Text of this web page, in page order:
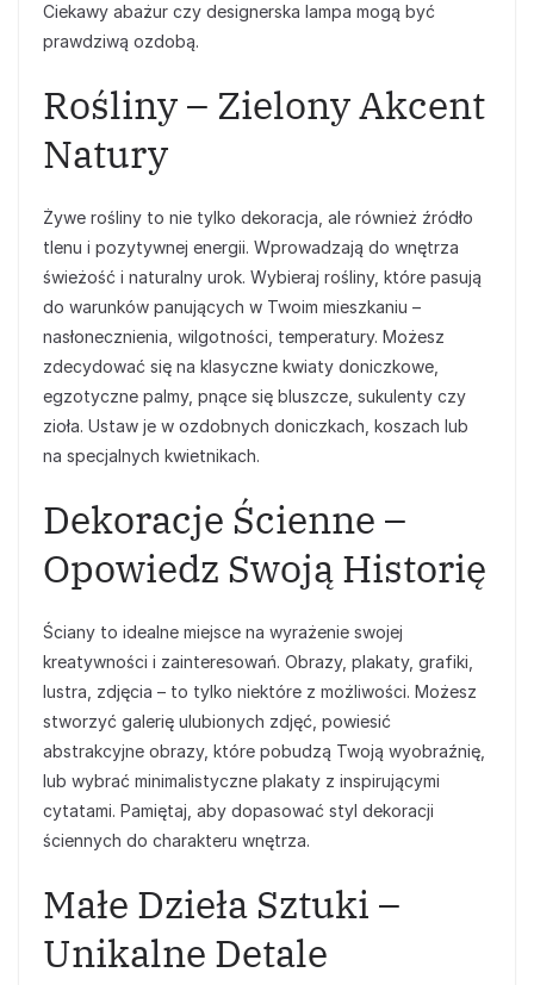
Ciekawy abażur czy designerska lampa mogą być
prawdziwą ozdobą.
Rośliny – Zielony Akcent
Natury
Żywe rośliny to nie tylko dekoracja, ale również źródło
tlenu i pozytywnej energii. Wprowadzają do wnętrza
świeżość i naturalny urok. Wybieraj rośliny, które pasują
do warunków panujących w Twoim mieszkaniu –
nasłonecznienia, wilgotności, temperatury. Możesz
zdecydować się na klasyczne kwiaty doniczkowe,
egzotyczne palmy, pnące się bluszcze, sukulenty czy
zioła. Ustaw je w ozdobnych doniczkach, koszach lub
na specjalnych kwietnikach.
Dekoracje Ścienne –
Opowiedz Swoją Historię
Ściany to idealne miejsce na wyrażenie swojej
kreatywności i zainteresowań. Obrazy, plakaty, grafiki,
lustra, zdjęcia – to tylko niektóre z możliwości. Możesz
stworzyć galerię ulubionych zdjęć, powiesić
abstrakcyjne obrazy, które pobudzą Twoją wyobraźnię,
lub wybrać minimalistyczne plakaty z inspirującymi
cytatami. Pamiętaj, aby dopasować styl dekoracji
ściennych do charakteru wnętrza.
Małe Dzieła Sztuki –
Unikalne Detale